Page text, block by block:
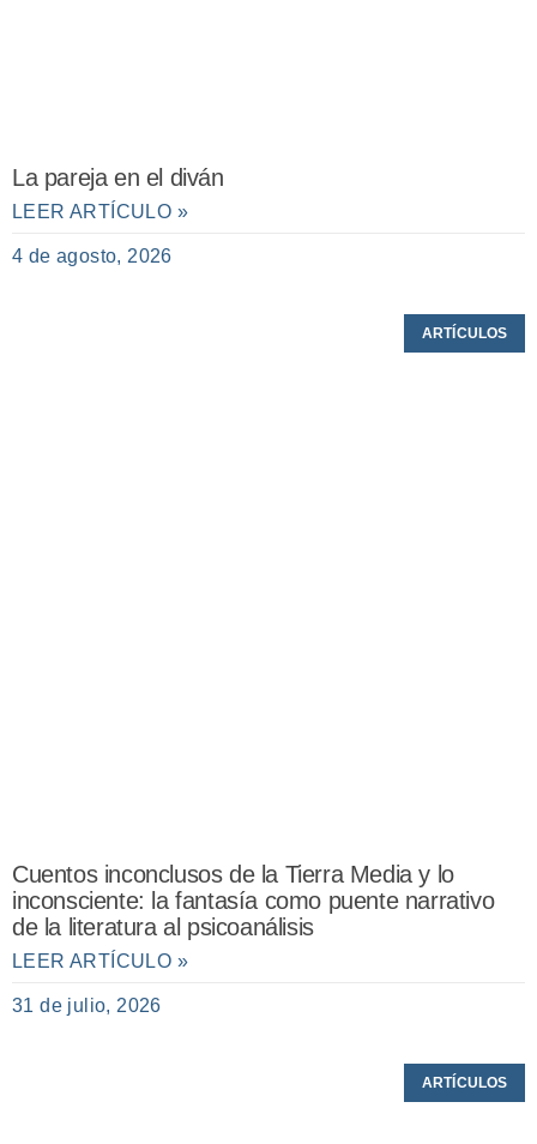
La pareja en el diván
LEER ARTÍCULO »
4 de agosto, 2026
ARTÍCULOS
Cuentos inconclusos de la Tierra Media y lo
inconsciente: la fantasía como puente narrativo
de la literatura al psicoanálisis
LEER ARTÍCULO »
31 de julio, 2026
ARTÍCULOS